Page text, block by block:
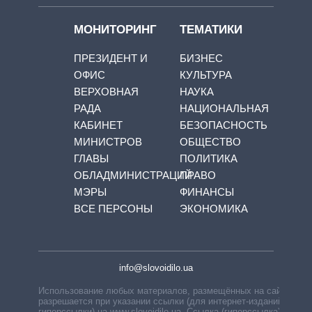
МОНИТОРИНГ
ПРЕЗИДЕНТ И
ОФИС
ВЕРХОВНАЯ
РАДА
КАБИНЕТ
МИНИСТРОВ
ГЛАВЫ
ОБЛАДМИНИСТРАЦИЙ
МЭРЫ
ВСЕ ПЕРСОНЫ
ТЕМАТИКИ
БИЗНЕС
КУЛЬТУРА
НАУКА
НАЦИОНАЛЬНАЯ
БЕЗОПАСНОСТЬ
ОБЩЕСТВО
ПОЛИТИКА
ПРАВО
ФИНАНСЫ
ЭКОНОМИКА
info@slovoidilo.ua
Использование любых материалов, размещённых на сайте,
разрешается при указании ссылки (для интернет-изданий —